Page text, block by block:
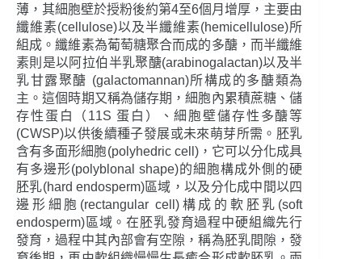
薄，其細胞壁於授粉後約第4至6個月增厚，主要由
纖維素(cellulose)以及半纖維素(hemicellulose)所
組成。纖維素為葡萄糖聚合而成的多醣，而半纖維
素則是以阿拉伯半乳聚醣(arabinogalactan)以及半
乳甘露聚醣 (galactomannan)所構成的多醣類為
主。這個時期又稱為儲存期，細胞內累積蔗糖、儲
存性蛋白（11S 蛋白）、細胞壁儲存性多醣等
(CWSP)以供後續種子發展或未來萌芽所需。胚乳
含有多面形細胞(polyhedric cell)，它可以分化成具
有多邊形(polyblonal shape)的細胞構成外側的硬
胚乳(hard endosperm)區域，以及分化成中間以四
邊形細胞(rectangular cell)構成的軟胚乳(soft
endosperm)區域。在胚乳發育過程中硬組織先行
發育，過程中其內部會有空隙，稱為胚乳間隙，發